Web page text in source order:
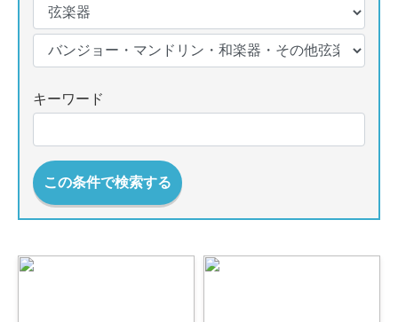
キーワード
この条件で検索する